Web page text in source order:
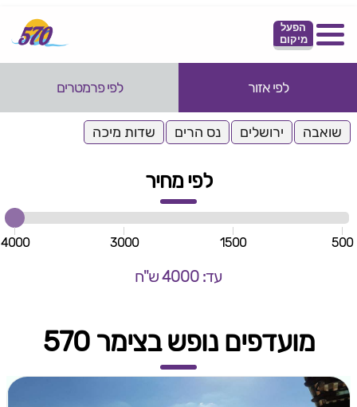
הפעל
מיקום
לפי אזור לפי פרמטרים
שואבה ירושלים נס הרים שדות מיכה
לפי מחיר
500
1500
3000
4000
עד: 4000 ש"ח
מועדפים נופש בצימר 570